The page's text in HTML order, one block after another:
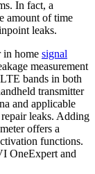
In fact, a
amount of time
leaks.
in home signal
measurement
bands in both
transmitter
and applicable
leaks. Adding
offers a
functions.
OneExpert and